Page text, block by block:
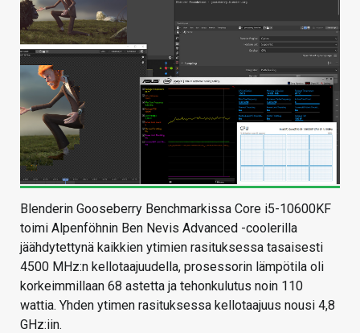
Blenderin Gooseberry Benchmarkissa Core i5-10600KF
toimi Alpenföhnin Ben Nevis Advanced -coolerilla
jäähdytettynä kaikkien ytimien rasituksessa tasaisesti
4500 MHz:n kellotaajuudella, prosessorin lämpötila oli
korkeimmillaan 68 astetta ja tehonkulutus noin 110
wattia. Yhden ytimen rasituksessa kellotaajuus nousi 4,8
GHz:iin.